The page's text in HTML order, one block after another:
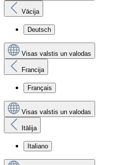
Vācija
Deutsch
Visas valstis un valodas
Francija
Français
Visas valstis un valodas
Itālija
Italiano